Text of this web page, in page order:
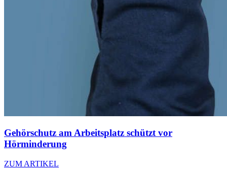
Gehörschutz am Arbeitsplatz schützt vor
Hörminderung
ZUM ARTIKEL